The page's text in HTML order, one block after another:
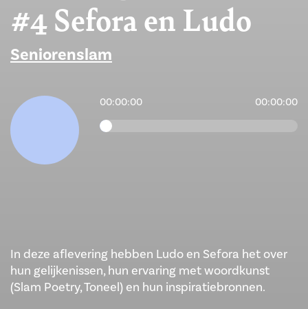
#4 Sefora en Ludo
Seniorenslam
00:00:00 00:00:00
In deze aflevering hebben Ludo en Sefora het over
hun gelijkenissen, hun ervaring met woordkunst
(Slam Poetry, Toneel) en hun inspiratiebronnen.